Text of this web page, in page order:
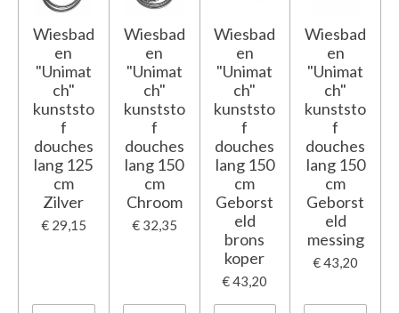
Wiesbad
en
"Unimat
ch"
kunststo
f
douches
lang 125
cm
Zilver
€ 29,15
Wiesbad
en
"Unimat
ch"
kunststo
f
douches
lang 150
cm
Chroom
€ 32,35
Wiesbad
en
"Unimat
ch"
kunststo
f
douches
lang 150
cm
Geborst
eld
brons
koper
€ 43,20
Wiesbad
en
"Unimat
ch"
kunststo
f
douches
lang 150
cm
Geborst
eld
messing
€ 43,20